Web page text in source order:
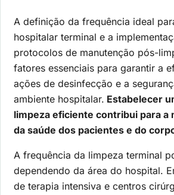
A definição da frequência ideal
hospitalar terminal e a
protocolos de manutenção pós-
fatores essenciais para garantir a
ações de desinfecção e a
ambiente hospitalar. Estabelecer
limpeza eficiente contribui para a
da saúde dos pacientes e do
A frequência da limpeza terminal
dependendo da área do hospital.
de terapia intensiva e centros